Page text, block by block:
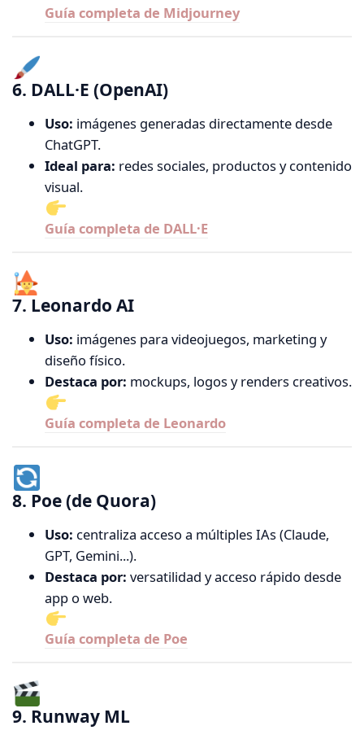
Guía completa de Midjourney
6. DALL·E (OpenAI)
Uso: imágenes generadas directamente desde
ChatGPT.
Ideal para: redes sociales, productos y contenido
visual.
Guía completa de DALL·E
7. Leonardo AI
Uso: imágenes para videojuegos, marketing y
diseño físico.
Destaca por: mockups, logos y renders creativos.
Guía completa de Leonardo
8. Poe (de Quora)
Uso: centraliza acceso a múltiples IAs (Claude,
GPT, Gemini...).
Destaca por: versatilidad y acceso rápido desde
app o web.
Guía completa de Poe
9. Runway ML